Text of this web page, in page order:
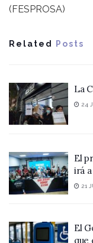
(FESPROSA)
Related Posts
La
24
El
irá
21
El
que